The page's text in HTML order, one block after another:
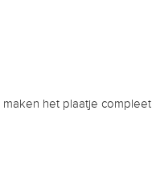
het plaatje compleet